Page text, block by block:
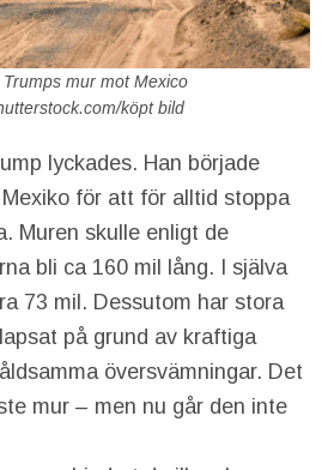
mur mot Mexico
köpt bild
lyckades. Han började
för att för alltid stoppa
Muren skulle enligt de
bli ca 160 mil lång. I själva
73 mil. Dessutom har stora
på grund av kraftiga
översvämningar. Det
mur – men nu går den inte